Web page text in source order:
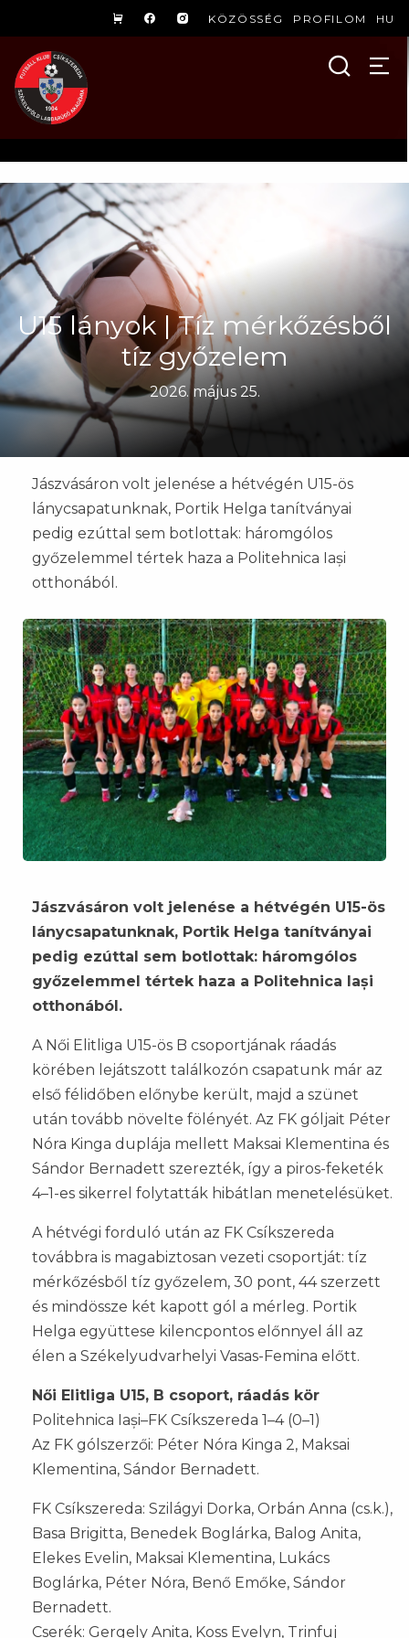
KÖZÖSSÉG PROFILOM HU
U15 lányok | Tíz mérkőzésből
tíz győzelem
2026. május 25.
Jászvásáron volt jelenése a hétvégén U15-ös
lánycsapatunknak, Portik Helga tanítványai
pedig ezúttal sem botlottak: háromgólos
győzelemmel tértek haza a Politehnica Iași
otthonából.
Jászvásáron volt jelenése a hétvégén U15-ös
lánycsapatunknak, Portik Helga tanítványai
pedig ezúttal sem botlottak: háromgólos
győzelemmel tértek haza a Politehnica Iași
otthonából.
A Női Elitliga U15-ös B csoportjának ráadás
körében lejátszott találkozón csapatunk már az
első félidőben előnybe került, majd a szünet
után tovább növelte fölényét. Az FK góljait Péter
Nóra Kinga duplája mellett Maksai Klementina és
Sándor Bernadett szerezték, így a piros-feketék
4–1-es sikerrel folytatták hibátlan menetelésüket.
A hétvégi forduló után az FK Csíkszereda
továbbra is magabiztosan vezeti csoportját: tíz
mérkőzésből tíz győzelem, 30 pont, 44 szerzett
és mindössze két kapott gól a mérleg. Portik
Helga együttese kilencpontos előnnyel áll az
élen a Székelyudvarhelyi Vasas-Femina előtt.
Női Elitliga U15, B csoport, ráadás kör
Politehnica Iași–FK Csíkszereda 1–4 (0–1)
Az FK gólszerzői: Péter Nóra Kinga 2, Maksai
Klementina, Sándor Bernadett.
FK Csíkszereda: Szilágyi Dorka, Orbán Anna (cs.k.),
Basa Brigitta, Benedek Boglárka, Balog Anita,
Elekes Evelin, Maksai Klementina, Lukács
Boglárka, Péter Nóra, Benő Emőke, Sándor
Bernadett.
Cserék: Gergely Anita, Koss Evelyn, Trinfuj